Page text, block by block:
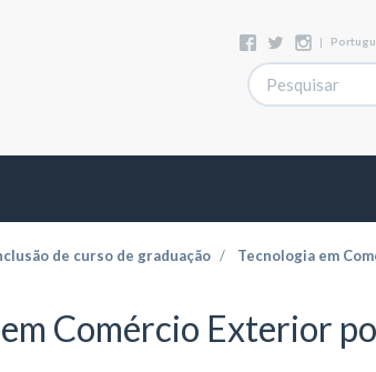
|
de curso de graduação
Tecnologia em
Comércio Exterior